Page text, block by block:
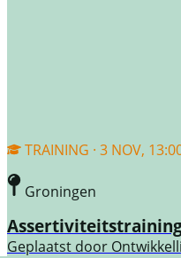
TRAINING · 3 NOV,
Groningen
Geplaatst door